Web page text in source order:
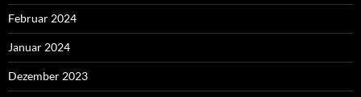
Februar 2024
Januar 2024
Dezember 2023